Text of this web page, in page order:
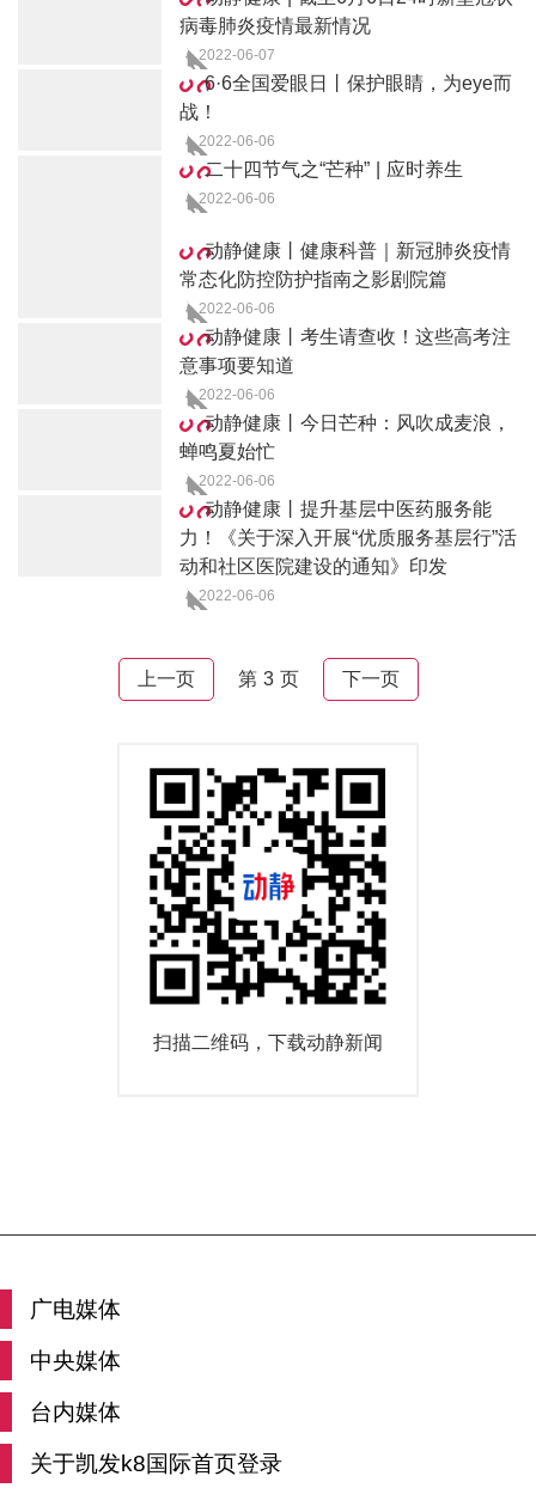
病毒肺炎疫情最新情况
2022-06-07
6·6全国爱眼日丨保护眼睛，为eye而
战！
2022-06-06
二十四节气之“芒种” | 应时养生
2022-06-06
动静健康丨健康科普｜新冠肺炎疫情
常态化防控防护指南之影剧院篇
2022-06-06
动静健康丨考生请查收！这些高考注
意事项要知道
2022-06-06
动静健康丨今日芒种：风吹成麦浪，
蝉鸣夏始忙
2022-06-06
动静健康丨提升基层中医药服务能
力！《关于深入开展“优质服务基层行”活
动和社区医院建设的通知》印发
2022-06-06
上一页 第 3 页 下一页
扫描二维码，下载动静新闻
广电媒体
中央媒体
台内媒体
关于凯发k8国际首页登录